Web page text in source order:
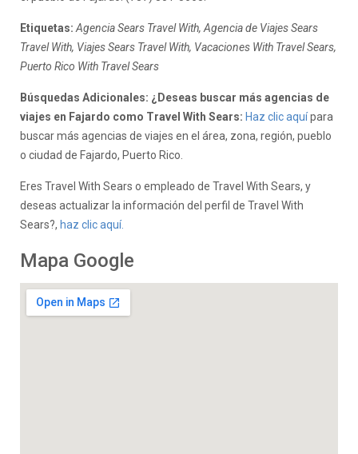
Etiquetas: Agencia Sears Travel With, Agencia de Viajes Sears
Travel With, Viajes Sears Travel With, Vacaciones With Travel Sears,
Puerto Rico With Travel Sears
Búsquedas Adicionales: ¿Deseas buscar más agencias de
viajes en Fajardo como Travel With Sears: Haz clic aquípara
buscar más agencias de viajes en el área, zona, región, pueblo
o ciudad de Fajardo, Puerto Rico.
Eres Travel With Sears o empleado de Travel With Sears, y
deseas actualizar la información del perfil de Travel With
Sears?, haz clic aquí.
Mapa Google